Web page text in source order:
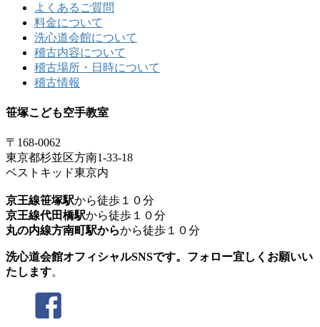
よくあるご質問
料金について
洗心道会館について
稽古内容について
稽古場所・日時について
稽古情報
笹塚こども空手教室
〒168-0062
東京都杉並区方南1-33-18
ベストキッド東京内
京王線笹塚駅から徒歩１０分
京王線代田橋駅から徒歩１０分
丸の内線方南町駅からから徒歩１０分
洗心道会館オフィシャルSNSです。フォロー宜しくお願いい
たします。